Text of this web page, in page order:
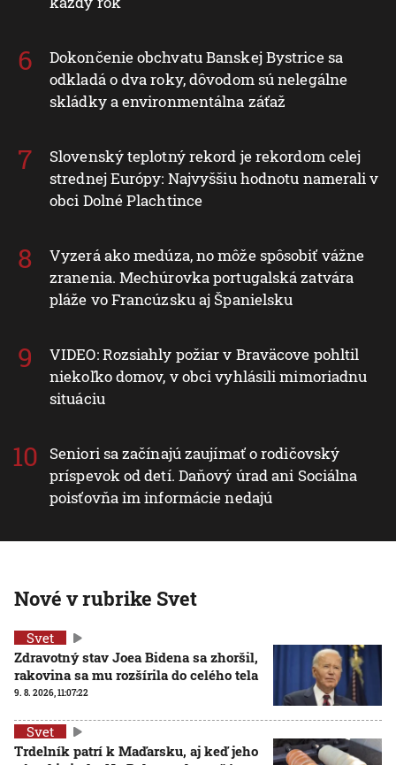
Dokončenie obchvatu Banskej Bystrice sa
odkladá o dva roky, dôvodom sú nelegálne
skládky a environmentálna záťaž
Slovenský teplotný rekord je rekordom celej
strednej Európy: Najvyššiu hodnotu namerali v
obci Dolné Plachtince
Vyzerá ako medúza, no môže spôsobiť vážne
zranenia. Mechúrovka portugalská zatvára
pláže vo Francúzsku aj Španielsku
VIDEO: Rozsiahly požiar v Braväcove pohltil
niekoľko domov, v obci vyhlásili mimoriadnu
situáciu
Seniori sa začínajú zaujímať o rodičovský
príspevok od detí. Daňový úrad ani Sociálna
poisťovňa im informácie nedajú
Nové v rubrike Svet
Svet
Zdravotný stav Joea Bidena sa zhoršil,
rakovina sa mu rozšírila do celého tela
9. 8. 2026, 11:07:22
Svet
Trdelník patrí k Maďarsku, aj keď jeho